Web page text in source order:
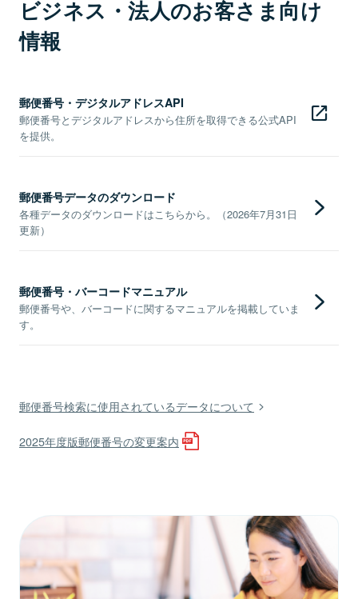
ビジネス・法人のお客さま向け
情報
郵便番号・デジタルアドレスAPI
郵便番号とデジタルアドレスから住所を取得できる公式API
を提供。
郵便番号データのダウンロード
各種データのダウンロードはこちらから。（2026年7月31日
更新）
郵便番号・バーコードマニュアル
郵便番号や、バーコードに関するマニュアルを掲載していま
す。
郵便番号検索に使用されているデータについて
2025年度版郵便番号の変更案内